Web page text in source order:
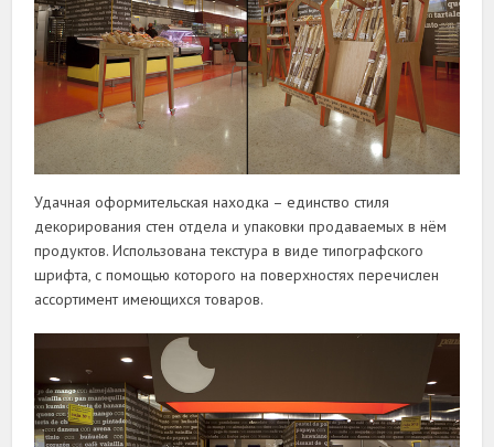
Удачная оформительская находка – единство стиля
декорирования стен отдела и упаковки продаваемых в нём
продуктов. Использована текстура в виде типографского
шрифта, с помощью которого на поверхностях перечислен
ассортимент имеющихся товаров.